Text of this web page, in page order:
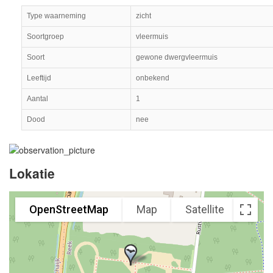
Type waarneming zicht
Soortgroep vleermuis
Soort gewone dwergvleermuis
Leeftijd onbekend
Aantal 1
Dood nee
Lokatie
OpenStreetMap Map Satellite